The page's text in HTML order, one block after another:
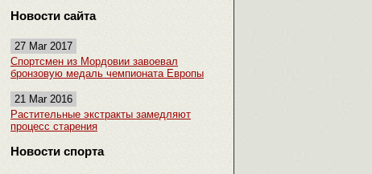
Новости сайта
27 Mar 2017
Спортсмен из Мордовии завоевал
бронзовую медаль чемпионата Европы
21 Mar 2016
Растительные экстракты замедляют
процесс старения
Новости спорта